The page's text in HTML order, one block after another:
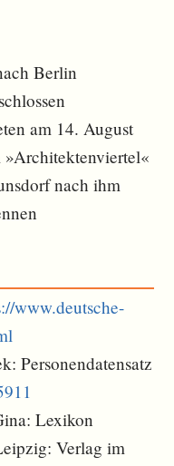
Berlin
am 14. August
»Architektenviertel«
nach ihm
www.deutsche-
Personendatensatz
Lexikon
Verlag im